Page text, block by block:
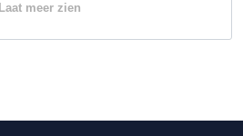
Laat meer zien